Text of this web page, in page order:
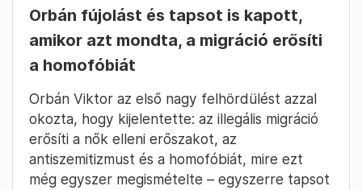
Orbán fújolást és tapsot is kapott,
amikor azt mondta, a migráció erősíti
a homofóbiát
Orbán Viktor az első nagy felhördülést azzal
okozta, hogy kijelentette: az illegális migráció
erősíti a nők elleni erőszakot, az
antiszemitizmust és a homofóbiát, mire ezt
még egyszer megismételte – egyszerre tapsot